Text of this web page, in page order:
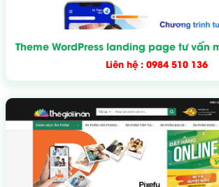
Theme WordPress landing page tư vấn
Liên hệ : 0984 510 136